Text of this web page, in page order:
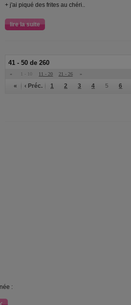
+ j'ai piqué des frites au chéri..
lire la suite
41 - 50 de 260
« 1 - 10 11 - 20 21 - 26 »
« ‹ Préc. 1 2 3 4 5 6
: